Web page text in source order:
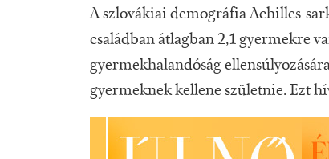
A szlovákiai demográfia Achilles-
családban átlagban 2,1 gyermekre
gyermekhalandóság
gyermeknek kellene születnie. Ezt